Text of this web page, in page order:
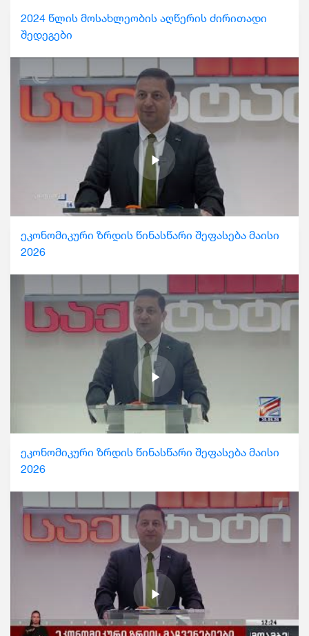
2024 წლის მოსახლეობის აღწერის ძირითადი
შედეგები
ეკონომიკური ზრდის წინასწარი შეფასება მაისი
2026
ეკონომიკური ზრდის წინასწარი შეფასება მაისი
2026